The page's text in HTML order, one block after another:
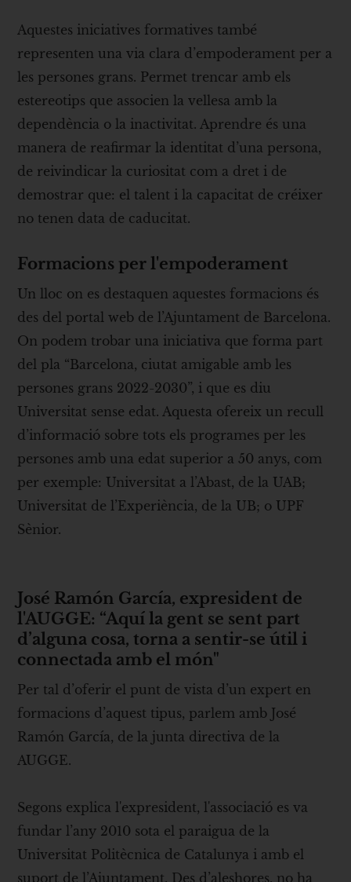
Aquestes iniciatives formatives també
representen una via clara d’empoderament per a
les persones grans. Permet trencar amb els
estereotips que associen la vellesa amb la
dependència o la inactivitat. Aprendre és una
manera de reafirmar la identitat d’una persona,
de reivindicar la curiositat com a dret i de
demostrar que: el talent i la capacitat de créixer
no tenen data de caducitat.
Formacions per l'empoderament
Un lloc on es destaquen aquestes formacions és
des del portal web de l’Ajuntament de Barcelona.
On podem trobar una iniciativa que forma part
del pla “Barcelona, ciutat amigable amb les
persones grans 2022-2030”, i que es diu
Universitat sense edat. Aquesta ofereix un recull
d’informació sobre tots els programes per les
persones amb una edat superior a 50 anys, com
per exemple: Universitat a l’Abast, de la UAB;
Universitat de l’Experiència, de la UB; o UPF
Sènior.
José Ramón García, expresident de
l'AUGGE: “Aquí la gent se sent part
d’alguna cosa, torna a sentir-se útil i
connectada amb el món"
Per tal d’oferir el punt de vista d’un expert en
formacions d’aquest tipus, parlem amb José
Ramón García, de la junta directiva de la
AUGGE.
Segons explica l'expresident, l'associació es va
fundar l’any 2010 sota el paraigua de la
Universitat Politècnica de Catalunya i amb el
suport de l’Ajuntament. Des d’aleshores, no ha